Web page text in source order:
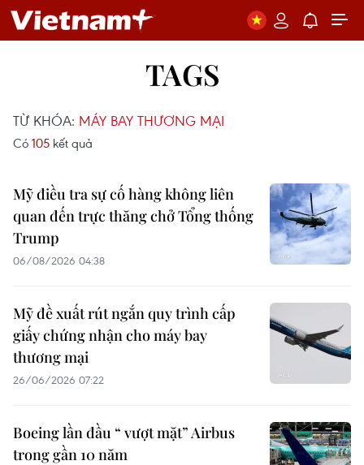
TAGS
TỪ KHÓA: MÁY BAY THƯƠNG MẠI
Có 105 kết quả
Mỹ điều tra sự cố hàng không liên
quan đến trực thăng chở Tổng thống
Trump
06/08/2026 04:38
Mỹ đề xuất rút ngắn quy trình cấp
giấy chứng nhận cho máy bay
thương mại
26/06/2026 07:22
Boeing lần đầu “ vượt mặt” Airbus
trong gần 10 năm